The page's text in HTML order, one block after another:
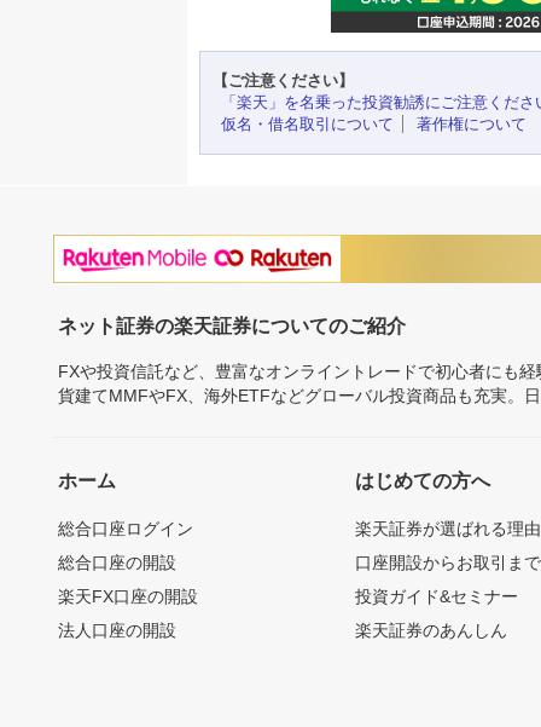
【ご注意ください】
「楽天」を名乗った投資勧誘にご注意くださ
仮名・借名取引について
著作権について
ネット証券の楽天証券についてのご紹介
FXや投資信託など、豊富なオンライントレードで初心者にも
貨建てMMFやFX、海外ETFなどグローバル投資商品も充実。
ホーム
総合口座ログイン
総合口座の開設
楽天FX口座の開設
法人口座の開設
はじめての方へ
楽天証券が選ばれる理由
口座開設からお取引ま
投資ガイド&セミナー
楽天証券のあんしん